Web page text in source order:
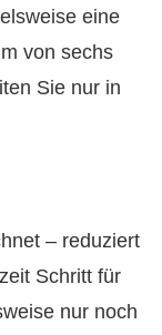
eine
von sechs
Sie nur in
– reduziert
Schritt für
nur noch